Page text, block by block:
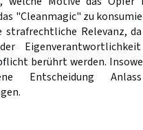
"Cleanmagic" zu
strafrechtliche Relevanz,
berührt werden.
Entscheidung